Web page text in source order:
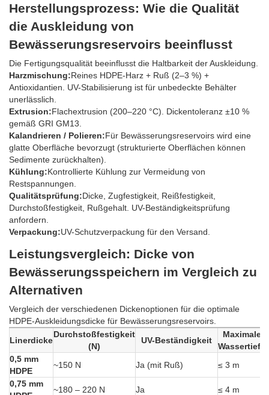
Herstellungsprozess: Wie die Qualität
die Auskleidung von
Bewässerungsreservoirs beeinflusst
Die Fertigungsqualität beeinflusst die Haltbarkeit der Auskleidung.
Harzmischung:Reines HDPE-Harz + Ruß (2–3 %) +
Antioxidantien. UV-Stabilisierung ist für unbedeckte Behälter
unerlässlich.
Extrusion:Flachextrusion (200–220 °C). Dickentoleranz ±10 %
gemäß GRI GM13.
Kalandrieren / Polieren:Für Bewässerungsreservoirs wird eine
glatte Oberfläche bevorzugt (strukturierte Oberflächen können
Sedimente zurückhalten).
Kühlung:Kontrollierte Kühlung zur Vermeidung von
Restspannungen.
Qualitätsprüfung:Dicke, Zugfestigkeit, Reißfestigkeit,
Durchstoßfestigkeit, Rußgehalt. UV-Beständigkeitsprüfung
anfordern.
Verpackung:UV-Schutzverpackung für den Versand.
Leistungsvergleich: Dicke von
Bewässerungsspeichern im Vergleich zu
Alternativen
Vergleich der verschiedenen Dickenoptionen für die optimale
HDPE-Auskleidungsdicke für Bewässerungsreservoirs.
Linerdicke
Durchstoßfestigkeit
(N)
UV-Beständigkeit
Maximale
Wassertiefe
0,5 mm
HDPE
~150 N Ja (mit Ruß) ≤ 3 m
0,75 mm
~180 – 220 N Ja ≤ 4 m